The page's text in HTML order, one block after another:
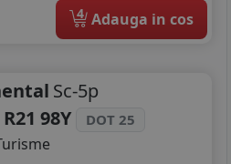
4 Adauga in cos
Sc-5p
98Y
DOT 25